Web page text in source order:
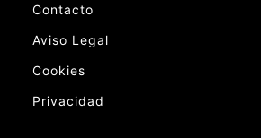
Contacto
Aviso Legal
Cookies
Privacidad